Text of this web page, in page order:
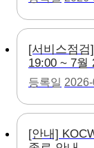
[서비스점
19:00 ~ 7월
등록일
[안내]